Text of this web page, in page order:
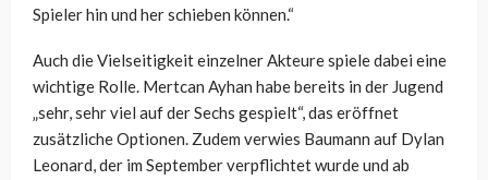
Spieler hin und her schieben können.“
Auch die Vielseitigkeit einzelner Akteure spiele dabei eine
wichtige Rolle. Mertcan Ayhan habe bereits in der Jugend
„sehr, sehr viel auf der Sechs gespielt“, das eröffnet
zusätzliche Optionen. Zudem verwies Baumann auf Dylan
Leonard, der im September verpflichtet wurde und ab